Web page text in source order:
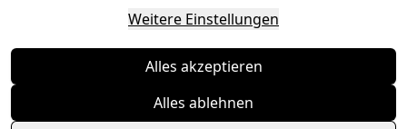
Weitere Einstellungen
Alles akzeptieren
Alles ablehnen